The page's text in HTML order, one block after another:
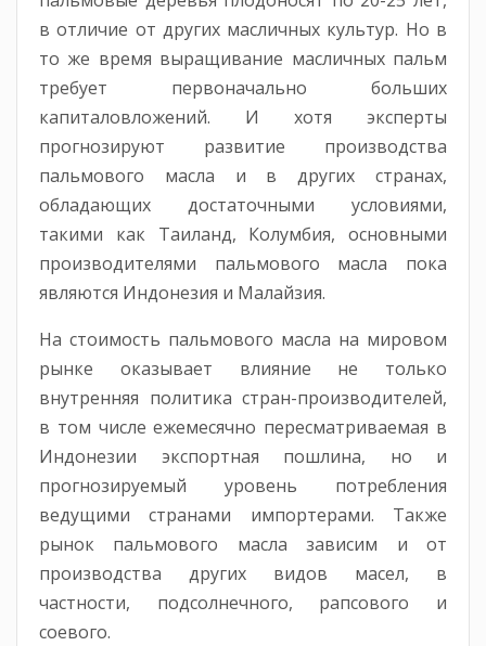
в отличие от других масличных культур. Но в
то же время выращивание масличных пальм
требует первоначально больших
капиталовложений. И хотя эксперты
прогнозируют развитие производства
пальмового масла и в других странах,
обладающих достаточными условиями,
такими как Таиланд, Колумбия, основными
производителями пальмового масла пока
являются Индонезия и Малайзия.
На стоимость пальмового масла на мировом
рынке оказывает влияние не только
внутренняя политика стран-производителей,
в том числе ежемесячно пересматриваемая в
Индонезии экспортная пошлина, но и
прогнозируемый уровень потребления
ведущими странами импортерами. Также
рынок пальмового масла зависим и от
производства других видов масел, в
частности, подсолнечного, рапсового и
соевого.